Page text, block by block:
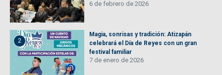
6 de febrero de 2026
2
Magia, sonrisas y tradición: Atizapán
celebrará el Día de Reyes con un gran
festival familiar
7 de enero de 2026